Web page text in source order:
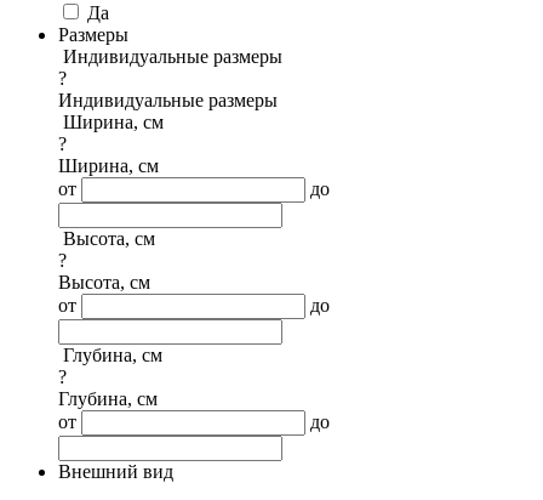
Да
Размеры
Индивидуальные размеры
?
Индивидуальные размеры
Ширина, см
?
Ширина, см
от
до
Высота, см
?
Высота, см
от
до
Глубина, см
?
Глубина, см
от
до
Внешний вид